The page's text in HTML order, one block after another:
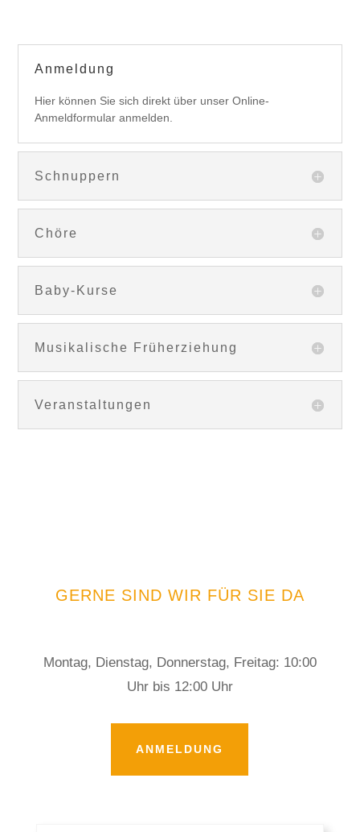
Anmeldung
Hier können Sie sich direkt über unser Online-
Anmeldformular anmelden.
Schnuppern
Chöre
Baby-Kurse
Musikalische Früherziehung
Veranstaltungen
GERNE SIND WIR FÜR SIE DA
Montag, Dienstag, Donnerstag, Freitag: 10:00
Uhr bis 12:00 Uhr
ANMELDUNG